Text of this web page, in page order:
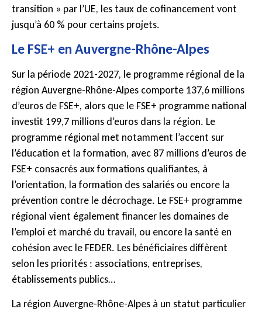
transition » par l’UE, les taux de cofinancement vont
jusqu’à 60 % pour certains projets.
Le FSE+ en Auvergne-Rhône-Alpes
Sur la période 2021-2027, le programme régional de la
région Auvergne-Rhône-Alpes comporte 137,6 millions
d’euros de FSE+, alors que le FSE+ programme national
investit 199,7 millions d’euros dans la région. Le
programme régional met notamment l’accent sur
l’éducation et la formation, avec 87 millions d’euros de
FSE+ consacrés aux formations qualifiantes, à
l’orientation, la formation des salariés ou encore la
prévention contre le décrochage. Le FSE+ programme
régional vient également financer les domaines de
l’emploi et marché du travail, ou encore la santé en
cohésion avec le FEDER. Les bénéficiaires diffèrent
selon les priorités : associations, entreprises,
établissements publics…
La région Auvergne-Rhône-Alpes à un statut particulier